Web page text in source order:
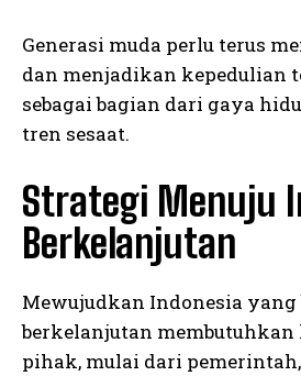
Generasi muda perlu terus
dan menjadikan kepedulian
sebagai bagian dari gaya
tren sesaat.
Strategi Menuju
Berkelanjutan
Mewujudkan Indonesia yang
berkelanjutan membutuhkan
pihak, mulai dari